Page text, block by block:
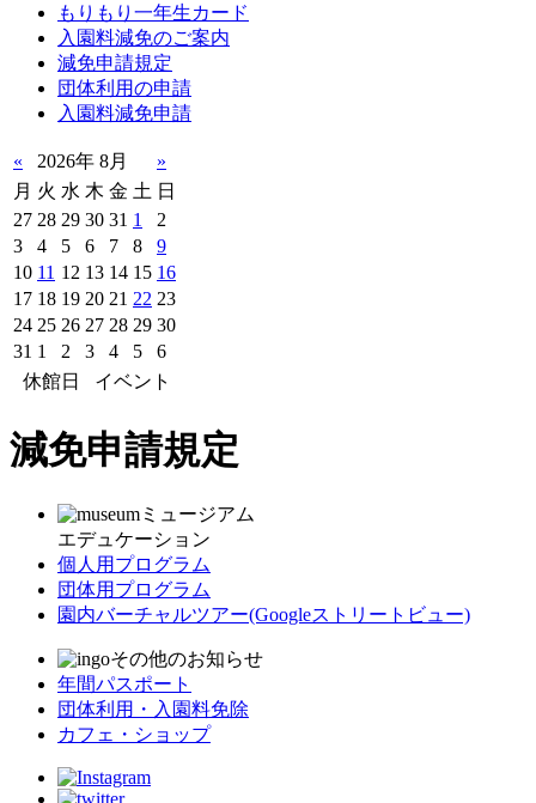
もりもり一年生カード
入園料減免のご案内
減免申請規定
団体利用の申請
入園料減免申請
« 2026年 8月
»
月 火 水 木 金 土 日
27 28 29 30 31 1
2
3
4 5 6 7 8
9
10 11 12 13 14 15 16
17 18 19 20 21 22 23
24 25 26 27 28 29 30
31 1 2 3 4 5
6
休館日
イベント
減免申請規定
ミュージアム
エデュケーション
個人用プログラム
団体用プログラム
園内バーチャルツアー(Googleストリートビュー)
その他のお知らせ
年間パスポート
団体利用・入園料免除
カフェ・ショップ